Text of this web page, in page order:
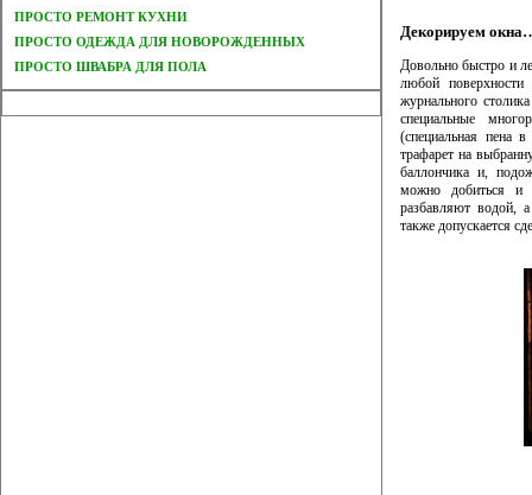
ПРОСТО РЕМОНТ КУХНИ
ПРОСТО ОДЕЖДА ДЛЯ НОВОРОЖДЕННЫХ
ПРОСТО ШВАБРА ДЛЯ ПОЛА
Декорируем
Довольно быстро и
любой
журнального
специальные
(специальная пена
трафарет на
баллончика и,
можно добиться и
разбавляют водой,
также допускается